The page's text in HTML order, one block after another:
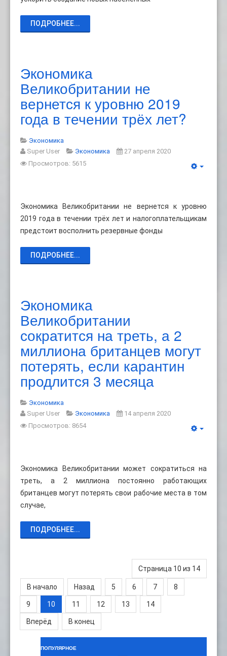
ПОДРОБНЕЕ...
Экономика
Великобритании не
вернется к уровню 2019
года в течении трёх лет?
Экономика
Super User
Экономика
27 апреля 2020
Просмотров: 5615
Экономика Великобритании не вернется к уровню
2019 года в течении трёх лет и налогоплательщикам
предстоит восполнить резервные фонды
ПОДРОБНЕЕ...
Экономика
Великобритании
сократится на треть, а 2
миллиона британцев могут
потерять, если карантин
продлится 3 месяца
Экономика
Super User
Экономика
14 апреля 2020
Просмотров: 8654
Экономика Великобритании может сократиться на
треть, а 2 миллиона постоянно работающих
британцев могут потерять свои рабочие места в том
случае,
ПОДРОБНЕЕ...
Страница 10 из 14
В начало Назад 5 6 7 8
9 10 11 12 13 14
Вперёд В конец
ПОПУЛЯРНОЕ